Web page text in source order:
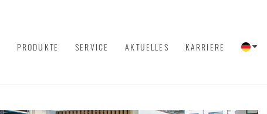
PRODUKTE SERVICE AKTUELLES KARRIERE